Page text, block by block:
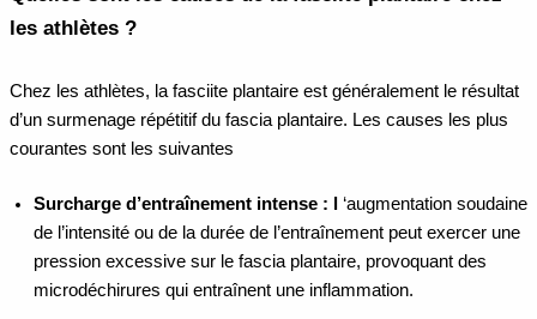
les athlètes ?
Chez les athlètes, la fasciite plantaire est généralement le résultat
d’un surmenage répétitif du fascia plantaire. Les causes les plus
courantes sont les suivantes
Surcharge d’entraînement intense : l ‘augmentation soudaine
de l’intensité ou de la durée de l’entraînement peut exercer une
pression excessive sur le fascia plantaire, provoquant des
microdéchirures qui entraînent une inflammation.